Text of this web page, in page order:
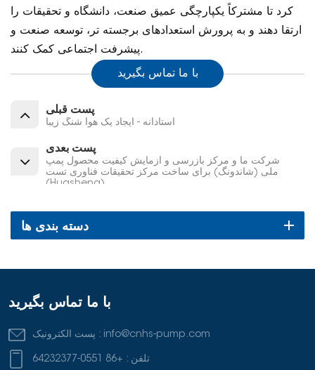
کرد تا مشترکاً یکپارچگی عمیق صنعت، دانشگاه و تحقیقات را
ارتقا دهند و به پرورش استعدادهای برجسته تر، توسعه صنعت و
پیشرفت اجتماعی کمک کنند.
با ما تماس بگیرید
پست قبلی
استادانه - ایجاد یک هوآ شنگ زیبا
پست بعدی
شرکت ما و مرکز بازرسی و آزمایش کیفیت محصول پمپ
ملی (شاندونگ) برای ساخت مرکز تحقیقات فناوری تست
(Huasheng)
دسته بندی ها
با ما تماس بگیرید
پست الکترونیک : info@cnhs-pump.com
تلفن : +86 0551-64232377